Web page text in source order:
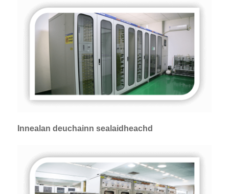
Innealan deuchainn sealaidheachd